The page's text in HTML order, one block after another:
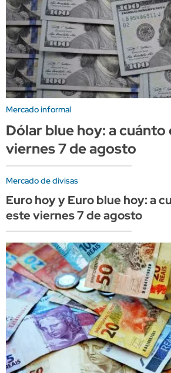
Mercado informal
Dólar blue hoy: a
viernes 7 de agosto
Mercado de divisas
Euro hoy y Euro blue hoy: a
este viernes 7 de agosto